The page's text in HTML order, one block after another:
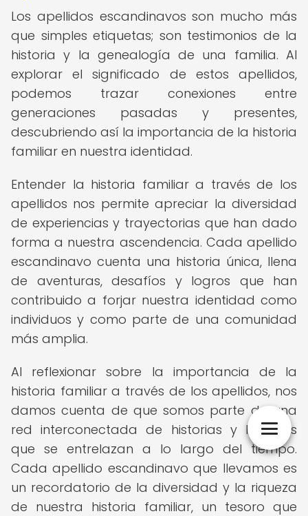
Los apellidos escandinavos son mucho más
que simples etiquetas; son testimonios de la
historia y la genealogía de una familia. Al
explorar el significado de estos apellidos,
podemos trazar conexiones entre
generaciones pasadas y presentes,
descubriendo así la importancia de la historia
familiar en nuestra identidad.
Entender la historia familiar a través de los
apellidos nos permite apreciar la diversidad
de experiencias y trayectorias que han dado
forma a nuestra ascendencia. Cada apellido
escandinavo cuenta una historia única, llena
de aventuras, desafíos y logros que han
contribuido a forjar nuestra identidad como
individuos y como parte de una comunidad
más amplia.
Al reflexionar sobre la importancia de la
historia familiar a través de los apellidos, nos
damos cuenta de que somos parte de una
red interconectada de historias y legados
que se entrelazan a lo largo del tiempo.
Cada apellido escandinavo que llevamos es
un recordatorio de la diversidad y la riqueza
de nuestra historia familiar, un tesoro que